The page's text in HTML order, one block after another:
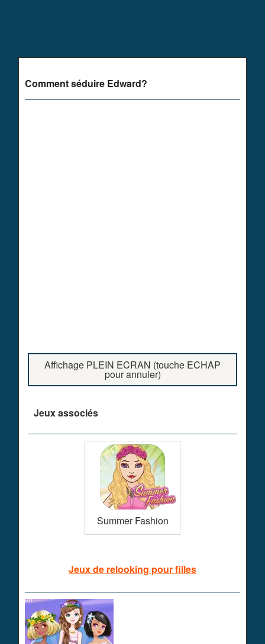
Comment séduire Edward?
Affichage PLEIN ECRAN (touche ECHAP
pour annuler)
Jeux associés
Summer Fashion
Jeux de relooking pour filles